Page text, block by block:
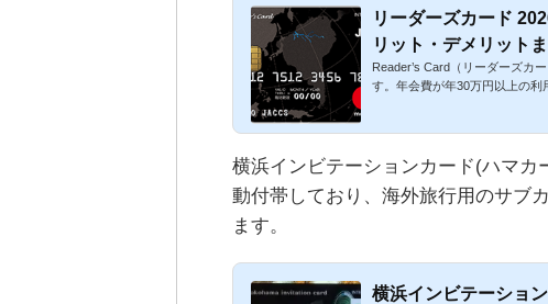
リーダーズカード
リット・デメリット
Reader’s Card（リーダーズカ
す。年会費が年30万円以上の利
横浜インビテーションカード(ハマカ
動付帯しており、海外旅行用のサブ
ます。
横浜インビテーショ